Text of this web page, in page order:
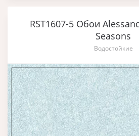
RST1607-5 Обои
Seasons
Водостойкие